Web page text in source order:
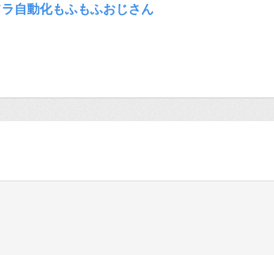
自動化もふもふおじさん